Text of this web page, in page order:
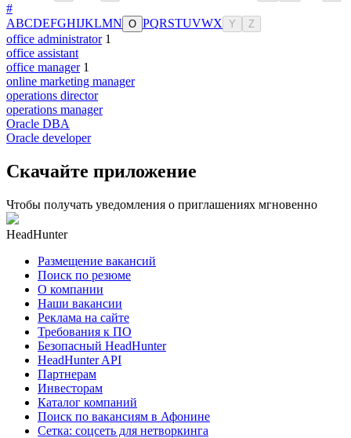
#
ABCDEFGHIJKLMN O PQRSTUVWX Y Z
office administrator 1
office assistant
office manager 1
online marketing manager
operations director
operations manager
Oracle DBA
Oracle developer
Скачайте приложение
Чтобы получать уведомления о приглашениях мгновенно
HeadHunter
Размещение вакансий
Поиск по резюме
О компании
Наши вакансии
Реклама на сайте
Требования к ПО
Безопасный HeadHunter
HeadHunter API
Партнерам
Инвесторам
Каталог компаний
Поиск по вакансиям в Афонине
Сетка: соцсеть для нетворкинга